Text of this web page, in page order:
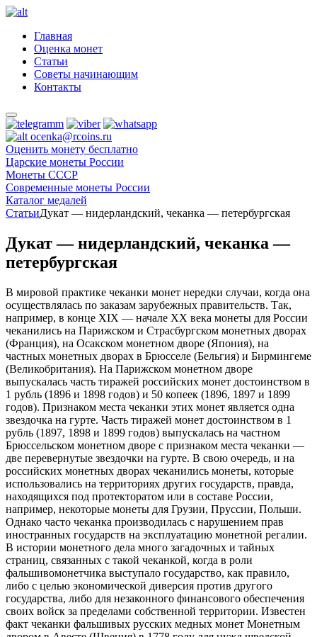
Главная
Оценка монет
Статьи
Советы начинающим
Контакты
ocenka@rcoins.ru
Оценить монету бесплатно
Царские монеты России
Монеты СССР
Современные монеты России
Каталог медалей
СтатьиДукат — нидерландский, чеканка — петербургская
Дукат — нидерландский, чеканка —
петербургская
В мировой практике чеканки монет нередки случаи, когда она
осуществлялась по заказам зарубежных правительств. Так,
например, в конце XIX — начале XX века монеты для России
чеканились на Парижском и Страсбургском монетных дворах
(Франция), на Осакском монетном дворе (Япония), на
частных монетных дворах в Брюсселе (Бельгия) и Бирмингеме
(Великобритания). На Парижском монетном дворе
выпускалась часть тиражей российских монет достоинством в
1 рубль (1896 и 1898 годов) и 50 копеек (1896, 1897 и 1899
годов). Признаком места чеканки этих монет является одна
звездочка на гурте. Часть тиражей монет достоинством в 1
рубль (1897, 1898 и 1899 годов) выпускалась на частном
Брюссельском монетном дворе с признаком места чеканки —
две перевернутые звездочки на гурте. В свою очередь, и на
российских монетных дворах чеканились монеты, которые
использовались на территориях других государств, правда,
находящихся под протекторатом или в составе России,
например, некоторые монеты для Грузии, Пруссии, Польши.
Однако часто чеканка производилась с нарушением прав
иностранных государств на эксплуатацию монетной регалии.
В истории монетного дела много загадочных и тайных
страниц, связанных с такой чеканкой, когда в роли
фальшивомонетчика выступало государство, как правило,
либо с целью экономической диверсия против другого
государства, либо для незаконного финансового обеспечения
своих войск за пределами собственной территории. Известен
факт чеканки фальшивых русских медных монет Монетным